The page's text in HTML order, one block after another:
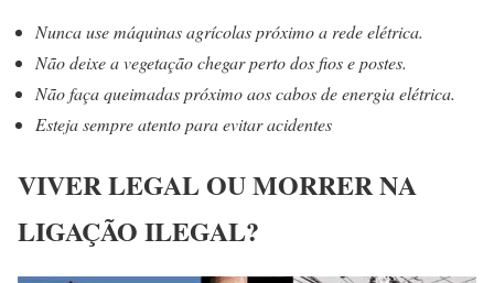
Nunca use máquinas agrícolas próximo a rede elétrica.
Não deixe a vegetação chegar perto dos fios e postes.
Não faça queimadas próximo aos cabos de energia elétrica.
Esteja sempre atento para evitar acidentes
VIVER LEGAL OU MORRER NA
LIGAÇÃO ILEGAL?